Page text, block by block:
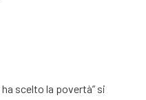
ha scelto la povertà” si